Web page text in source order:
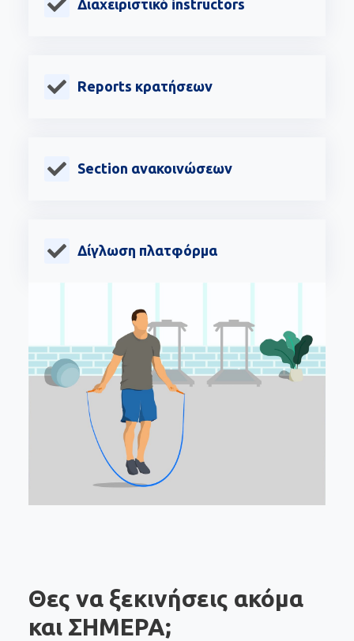
Διαχειριστικό instructors
Reports κρατήσεων
Section ανακοινώσεων
Δίγλωση πλατφόρμα
Θες να ξεκινήσεις ακόμα
και ΣΗΜΕΡΑ;